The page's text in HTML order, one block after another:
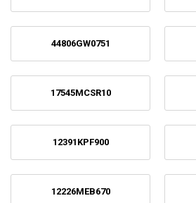
44806GW0751
17545MCSR10
12391KPF900
12226MEB670